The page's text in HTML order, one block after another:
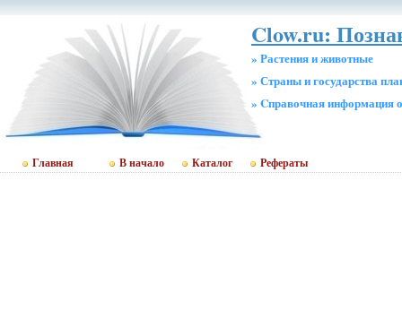
Clow.ru:
» Растения и животные
» Страны и государства
» Cправочная информация
Главная В начало Каталог Рефераты